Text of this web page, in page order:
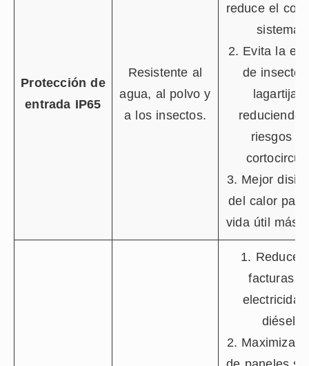
Protección de
entrada IP65
Resistente al
agua, al polvo y
a los insectos.
reduce el
sistema.
2. Evita la
de
lagartijas,
reduciendo
riesgos
3. Mejor
del calor
vida útil más
1. Reduce
facturas
diésel.
2. Maximiza